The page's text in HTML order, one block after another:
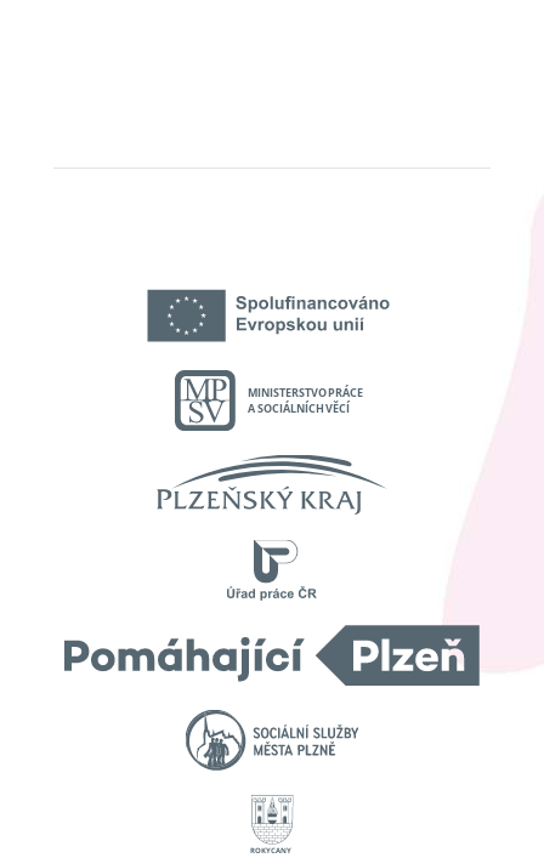
MINISTERSTVO PRÁCE
A SOCIÁLNÍCH VĚCÍ
ROKYCANY